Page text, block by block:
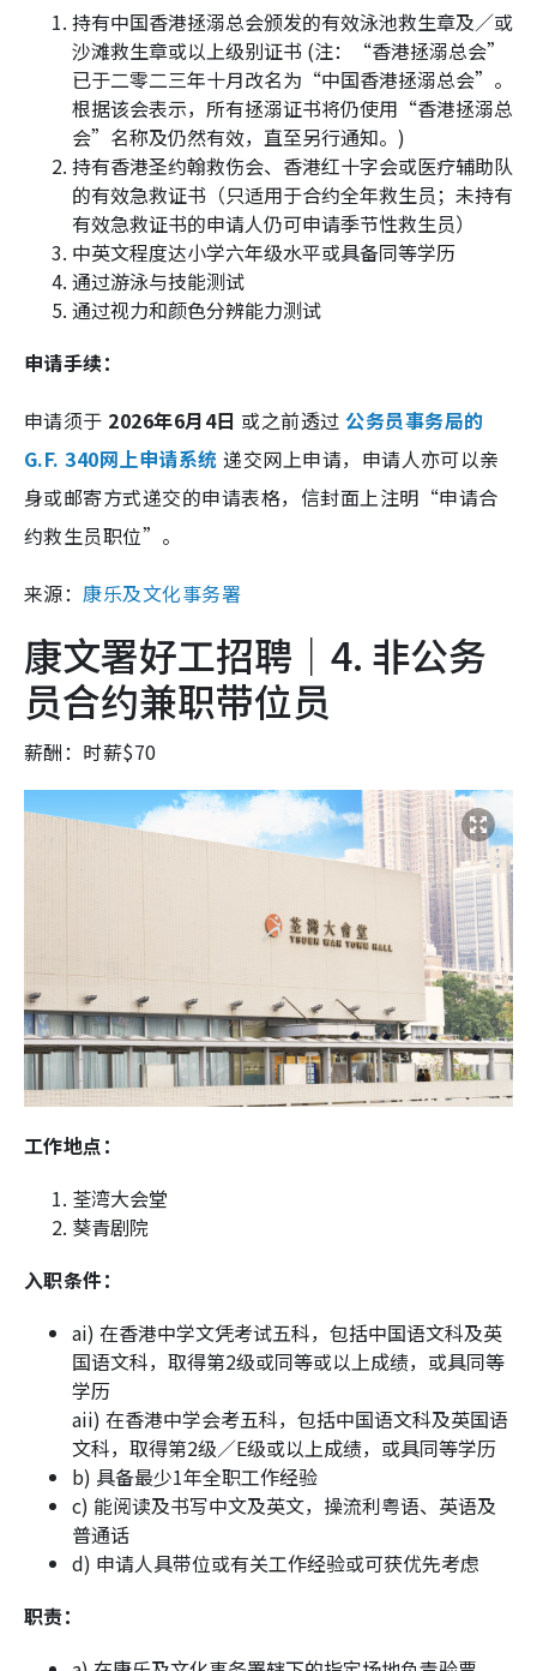
持有中国香港拯溺总会颁发的有效泳池救生章及／或
沙滩救生章或以上级别证书 (注：“香港拯溺总会”
已于二零二三年十月改名为“中国香港拯溺总会”。
根据该会表示，所有拯溺证书将仍使用“香港拯溺总
会”名称及仍然有效，直至另行通知。)
持有香港圣约翰救伤会、香港红十字会或医疗辅助队
的有效急救证书（只适用于合约全年救生员；未持有
有效急救证书的申请人仍可申请季节性救生员）
中英文程度达小学六年级水平或具备同等学历
通过游泳与技能测试
通过视力和颜色分辨能力测试
申请手续：
申请须于 2026年6月4日 或之前透过 公务员事务局的
G.F. 340网上申请系统 递交网上申请，申请人亦可以亲
身或邮寄方式递交的申请表格，信封面上注明“申请合
约救生员职位”。
来源：康乐及文化事务署
康文署好工招聘｜4. 非公务
员合约兼职带位员
薪酬：时薪$70
工作地点：
荃湾大会堂
葵青剧院
入职条件：
ai) 在香港中学文凭考试五科，包括中国语文科及英
国语文科，取得第2级或同等或以上成绩，或具同等
学历
aii) 在香港中学会考五科，包括中国语文科及英国语
文科，取得第2级／E级或以上成绩，或具同等学历
b) 具备最少1年全职工作经验
c) 能阅读及书写中文及英文，操流利粤语、英语及
普通话
d) 申请人具带位或有关工作经验或可获优先考虑
职责：